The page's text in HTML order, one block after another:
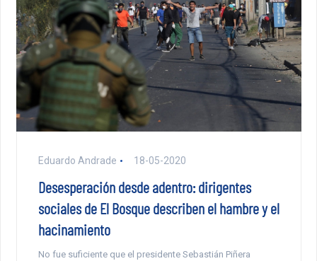
Eduardo Andrade 18-05-2020
Desesperación desde adentro: dirigentes
sociales de El Bosque describen el hambre y el
hacinamiento
No fue suficiente que el presidente Sebastián Piñera